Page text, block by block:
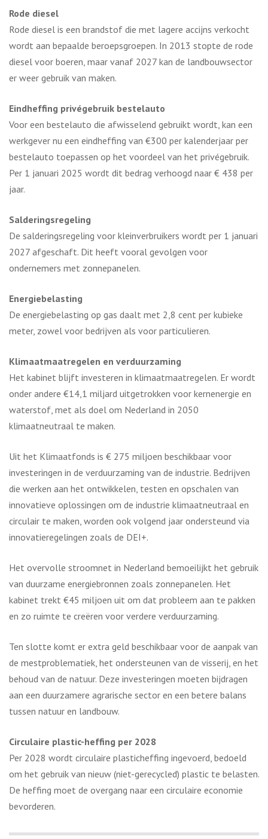
Rode diesel
Rode diesel is een brandstof die met lagere accijns verkocht
wordt aan bepaalde beroepsgroepen. In 2013 stopte de rode
diesel voor boeren, maar vanaf 2027 kan de landbouwsector
er weer gebruik van maken.
Eindheffing privégebruik bestelauto
Voor een bestelauto die afwisselend gebruikt wordt, kan een
werkgever nu een eindheffing van €300 per kalenderjaar per
bestelauto toepassen op het voordeel van het privégebruik.
Per 1 januari 2025 wordt dit bedrag verhoogd naar € 438 per
jaar.
Salderingsregeling
De salderingsregeling voor kleinverbruikers wordt per 1 januari
2027 afgeschaft. Dit heeft vooral gevolgen voor
ondernemers met zonnepanelen.
Energiebelasting
De energiebelasting op gas daalt met 2,8 cent per kubieke
meter, zowel voor bedrijven als voor particulieren.
Klimaatmaatregelen en verduurzaming
Het kabinet blijft investeren in klimaatmaatregelen. Er wordt
onder andere €14,1 miljard uitgetrokken voor kernenergie en
waterstof, met als doel om Nederland in 2050
klimaatneutraal te maken.
Uit het Klimaatfonds is € 275 miljoen beschikbaar voor
investeringen in de verduurzaming van de industrie. Bedrijven
die werken aan het ontwikkelen, testen en opschalen van
innovatieve oplossingen om de industrie klimaatneutraal en
circulair te maken, worden ook volgend jaar ondersteund via
innovatieregelingen zoals de DEI+.
Het overvolle stroomnet in Nederland bemoeilijkt het gebruik
van duurzame energiebronnen zoals zonnepanelen. Het
kabinet trekt €45 miljoen uit om dat probleem aan te pakken
en zo ruimte te creëren voor verdere verduurzaming.
Ten slotte komt er extra geld beschikbaar voor de aanpak van
de mestproblematiek, het ondersteunen van de visserij, en het
behoud van de natuur. Deze investeringen moeten bijdragen
aan een duurzamere agrarische sector en een betere balans
tussen natuur en landbouw​.
Circulaire plastic-heffing per 2028
Per 2028 wordt circulaire plasticheffing ingevoerd, bedoeld
om het gebruik van nieuw (niet-gerecycled) plastic te belasten.
De heffing moet de overgang naar een circulaire economie
bevorderen.